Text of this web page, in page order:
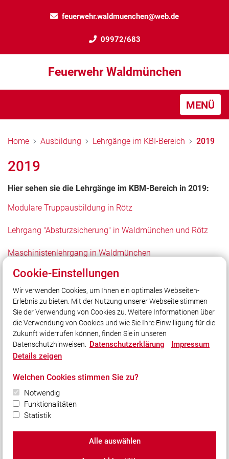
feuerwehr.waldmuenchen@web.de
09972/683
Feuerwehr Waldmünchen
MENÜ
Home Ausbildung Lehrgänge im KBI-Bereich 2019
2019
Hier sehen sie die Lehrgänge im KBM-Bereich in 2019:
Modulare Truppausbildung in Rötz
Lehrgang "Absturzsicherung" in Waldmünchen und Rötz
Maschinistenlehrgang in Waldmünchen
Unser Leitsatz
... im Dienst am Nächsten!
Social Media
Bleiben Sie mit uns in Kontakt und vernetzen Sie sich
mit uns!
© 2026 Feuerwehr Waldmünchen
Cookie-Einstellungen
Wir verwenden Cookies, um Ihnen ein optimales Webseiten-
Erlebnis zu bieten. Mit der Nutzung unserer Webseite stimmen
Sie der Verwendung von Cookies zu. Weitere Informationen über
die Verwendung von Cookies und wie Sie Ihre Einwilligung für die
Zukunft widerrufen können, finden Sie in unseren
Datenschutzhinweisen. Datenschutzerklärung
Impressum
Details zeigen
Welchen Cookies stimmen Sie zu?
Notwendig
Funktionalitäten
Statistik
Alle auswählen